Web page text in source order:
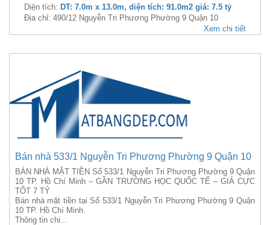
Diện tích: DT: 7.0m x 13.0m, diện tích: 91.0m2 giá: 7.5 tỷ
Địa chỉ: 490/12 Nguyễn Tri Phương Phường 9 Quận 10
Xem chi tiết
Bán nhà 533/1 Nguyễn Tri Phương Phường 9 Quận 10
BÁN NHÀ MẶT TIỀN Số 533/1 Nguyễn Tri Phương Phường 9 Quận
10 TP. Hồ Chí Minh – GẦN TRƯỜNG HỌC QUỐC TẾ – GIÁ CỰC
TỐT 7 TỶ
Bán nhà mặt tiền tại Số 533/1 Nguyễn Tri Phương Phường 9 Quận
10 TP. Hồ Chí Minh.
Thông tin chi...